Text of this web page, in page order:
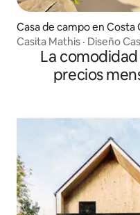
Casa de campo en Costa
Casita Mathis · Diseño
La
precios